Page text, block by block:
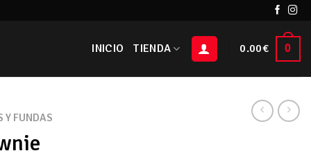
INICIO TIENDA 0.00€ 0
Y FUNDAS